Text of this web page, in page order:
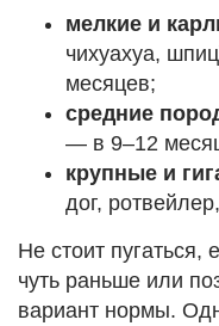
мелкие и
чихуахуа,
месяцев;
средние
— в 9–12
крупные и
дог,
Не стоит пугаться,
чуть раньше или
вариант нормы.